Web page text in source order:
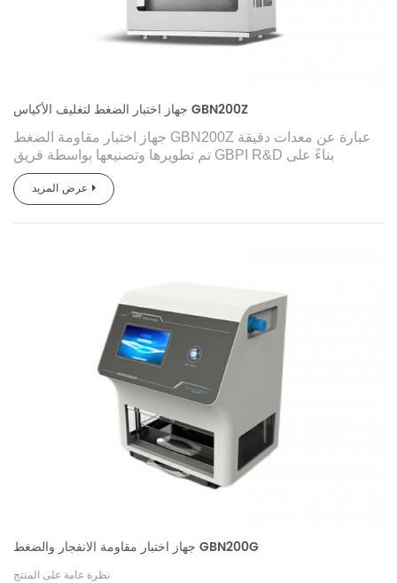
جهاز اختبار الضغط لتغليف الأكياس GBN200Z
جهاز اختبار مقاومة الضغط GBN200Z عبارة عن معدات دقيقة
تم تطويرها وتصنيعها بواسطة فريق GBPI R&D بناءً على
متطلبات GB والمعايير الأخرى وطلب السوق، والتي يتم
استخدامها بشكل احترافي لاختبار أداء مقاومة الضغط وقوة
يتم استخدامه في فحص الجودة واختبار الأدوية والبحث العلمي
عرض المزيد
جهاز اختبار مقاومة الانفجار والضغط GBN200G
نظرة عامة على المنتج